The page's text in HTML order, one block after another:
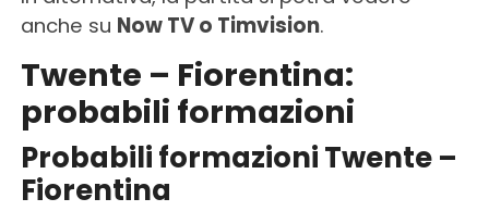
anche su Now TV o Timvision.
Twente – Fiorentina:
probabili formazioni
Probabili formazioni Twente –
Fiorentina